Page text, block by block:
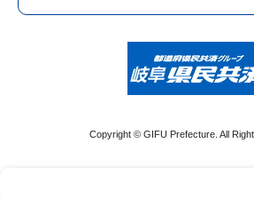
Copyright © GIFU Prefecture. All